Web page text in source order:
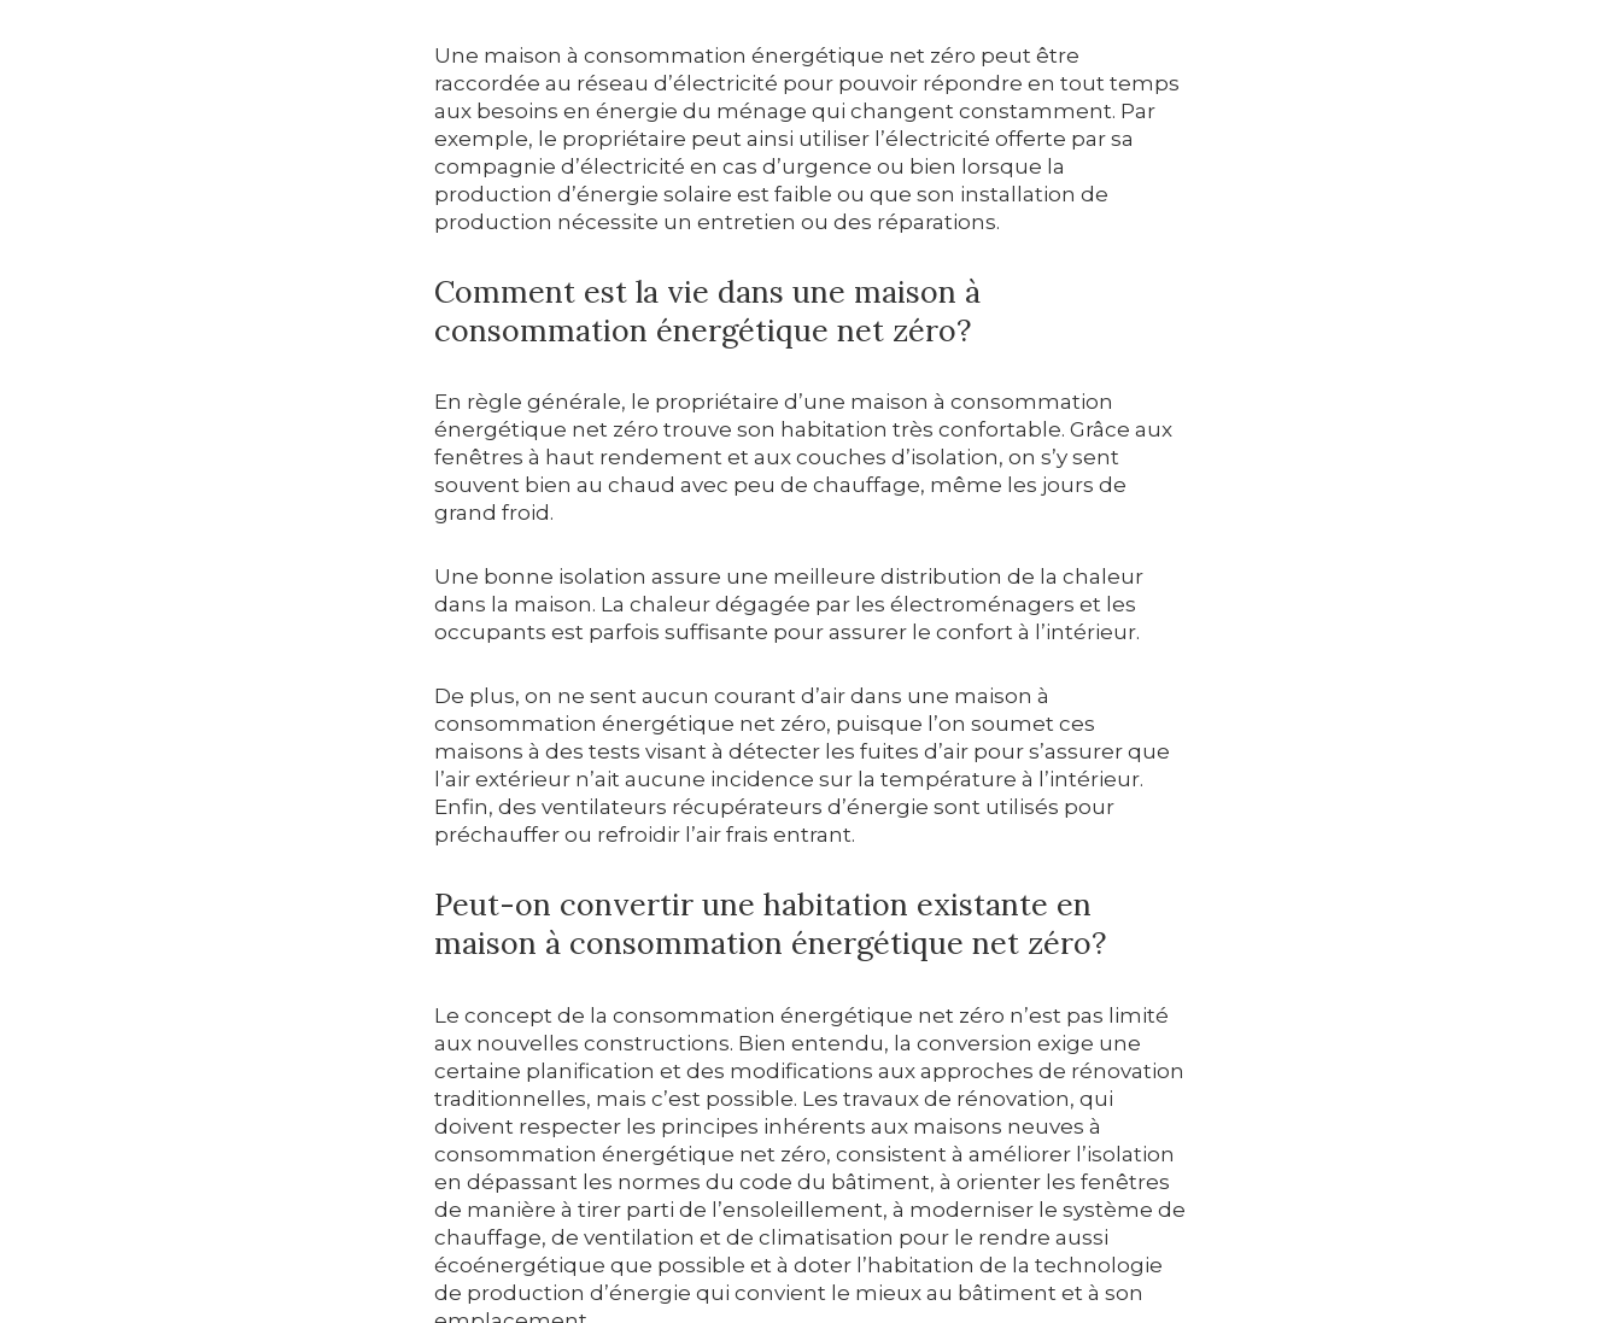
Une maison à consommation énergétique net zéro peut être
raccordée au réseau d’électricité pour pouvoir répondre en tout temps
aux besoins en énergie du ménage qui changent constamment. Par
exemple, le propriétaire peut ainsi utiliser l’électricité offerte par sa
compagnie d’électricité en cas d’urgence ou bien lorsque la
production d’énergie solaire est faible ou que son installation de
production nécessite un entretien ou des réparations.
Comment est la vie dans une maison à
consommation énergétique net zéro?
En règle générale, le propriétaire d’une maison à consommation
énergétique net zéro trouve son habitation très confortable. Grâce aux
fenêtres à haut rendement et aux couches d’isolation, on s’y sent
souvent bien au chaud avec peu de chauffage, même les jours de
grand froid.
Une bonne isolation assure une meilleure distribution de la chaleur
dans la maison. La chaleur dégagée par les électroménagers et les
occupants est parfois suffisante pour assurer le confort à l’intérieur.
De plus, on ne sent aucun courant d’air dans une maison à
consommation énergétique net zéro, puisque l’on soumet ces
maisons à des tests visant à détecter les fuites d’air pour s’assurer que
l’air extérieur n’ait aucune incidence sur la température à l’intérieur.
Enfin, des ventilateurs récupérateurs d’énergie sont utilisés pour
préchauffer ou refroidir l’air frais entrant.
Peut-on convertir une habitation existante en
maison à consommation énergétique net zéro?
Le concept de la consommation énergétique net zéro n’est pas limité
aux nouvelles constructions. Bien entendu, la conversion exige une
certaine planification et des modifications aux approches de rénovation
traditionnelles, mais c’est possible. Les travaux de rénovation, qui
doivent respecter les principes inhérents aux maisons neuves à
consommation énergétique net zéro, consistent à améliorer l’isolation
en dépassant les normes du code du bâtiment, à orienter les fenêtres
de manière à tirer parti de l’ensoleillement, à moderniser le système de
chauffage, de ventilation et de climatisation pour le rendre aussi
écoénergétique que possible et à doter l’habitation de la technologie
de production d’énergie qui convient le mieux au bâtiment et à son